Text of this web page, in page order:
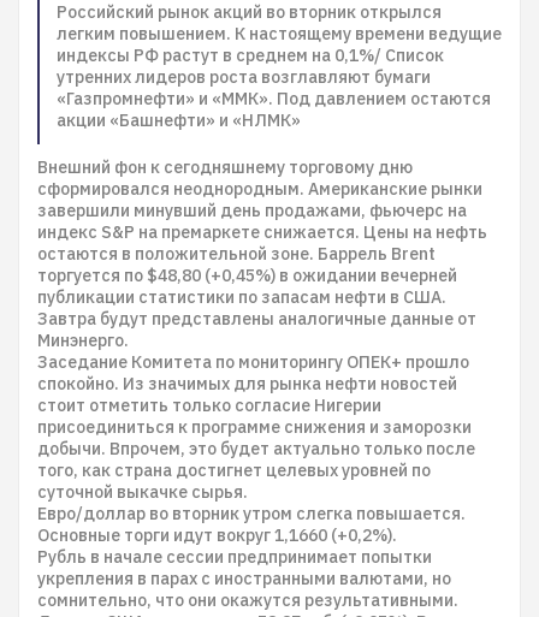
Российский рынок акций во вторник открылся
легким повышением. К настоящему времени ведущие
индексы РФ растут в среднем на 0,1%/ Cписок
утренних лидеров роста возглавляют бумаги
«Газпромнефти» и «ММК». Под давлением остаются
акции «Башнефти» и «НЛМК»
Внешний фон к сегодняшнему торговому дню
сформировался неоднородным. Американские рынки
завершили минувший день продажами, фьючерс на
индекс S&P на премаркете снижается. Цены на нефть
остаются в положительной зоне. Баррель Brent
торгуется по $48,80 (+0,45%) в ожидании вечерней
публикации статистики по запасам нефти в США.
Завтра будут представлены аналогичные данные от
Минэнерго.
Заседание Комитета по мониторингу ОПЕК+ прошло
спокойно. Из значимых для рынка нефти новостей
стоит отметить только согласие Нигерии
присоединиться к программе снижения и заморозки
добычи. Впрочем, это будет актуально только после
того, как страна достигнет целевых уровней по
суточной выкачке сырья.
Евро/доллар во вторник утром слегка повышается.
Основные торги идут вокруг 1,1660 (+0,2%).
Рубль в начале сессии предпринимает попытки
укрепления в парах с иностранными валютами, но
сомнительно, что они окажутся результативными.